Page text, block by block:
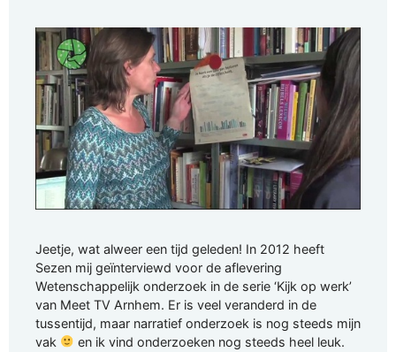
Jeetje, wat alweer een tijd geleden! In 2012 heeft
Sezen mij geïnterviewd voor de aflevering
Wetenschappelijk onderzoek in de serie ‘Kijk op werk’
van Meet TV Arnhem. Er is veel veranderd in de
tussentijd, maar narratief onderzoek is nog steeds mijn
vak
en ik vind onderzoeken nog steeds heel leuk.